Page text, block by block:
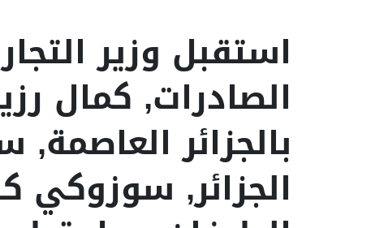
استقبل وزير
الصادرات, كمال
بالجزائر العاصمة,
الجزائر, سوزوكي